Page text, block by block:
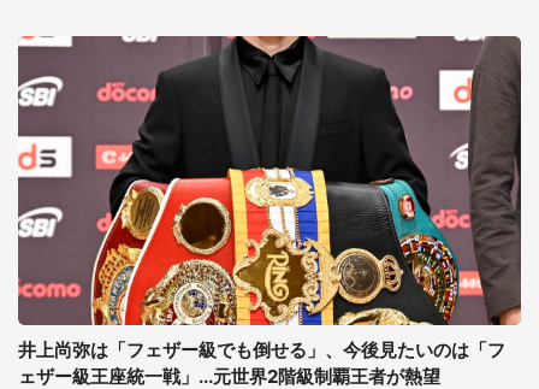
井上尚弥は「フェザー級でも倒せる」、今後見たいのは「フ
ェザー級王座統一戦」...元世界2階級制覇王者が熱望